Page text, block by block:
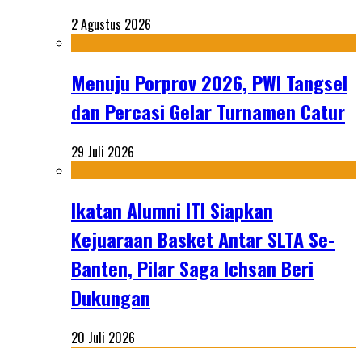
2 Agustus 2026
Menuju Porprov 2026, PWI Tangsel
dan Percasi Gelar Turnamen Catur
29 Juli 2026
Ikatan Alumni ITI Siapkan
Kejuaraan Basket Antar SLTA Se-
Banten, Pilar Saga Ichsan Beri
Dukungan
20 Juli 2026